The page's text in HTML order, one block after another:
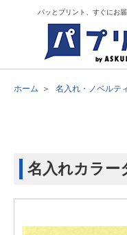
パッとプリント、すぐにお
ホーム 名入れ・ノベルテ
名入れカラー